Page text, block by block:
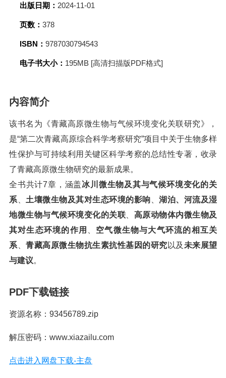
出版日期： 2024-11-01
页数： 378
ISBN： 9787030794543
电子书大小： 195MB [高清扫描版PDF格式]
内容简介
该书名为《青藏高原微生物与气候环境变化关联研究》，
是“第二次青藏高原综合科学考察研究”项目中关于生物多样
性保护与可持续利用关键区科学考察的总结性专著，收录
了青藏高原微生物研究的最新成果。
全书共计7章，涵盖冰川微生物及其与气候环境变化的关
系
土壤微生物及其对生态环境的影响
湖泊、河流及湿
地微生物与气候环境变化的关联
高原动物体内微生物及
其对生态环境的作用
空气微生物与大气环流的相互关
系
青藏高原微生物抗生素抗性基因的研究 以及 未来展望
与建议。
PDF下载链接
资源名称：93456789.zip
解压密码：www.xiazailu.com
点击进入网盘下载-主盘